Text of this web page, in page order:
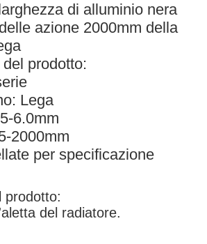
di alluminio nera
azione 2000mm della
prodotto:
Lega
6.0mm
2000mm
per specificazione
prodotto:
del radiatore.